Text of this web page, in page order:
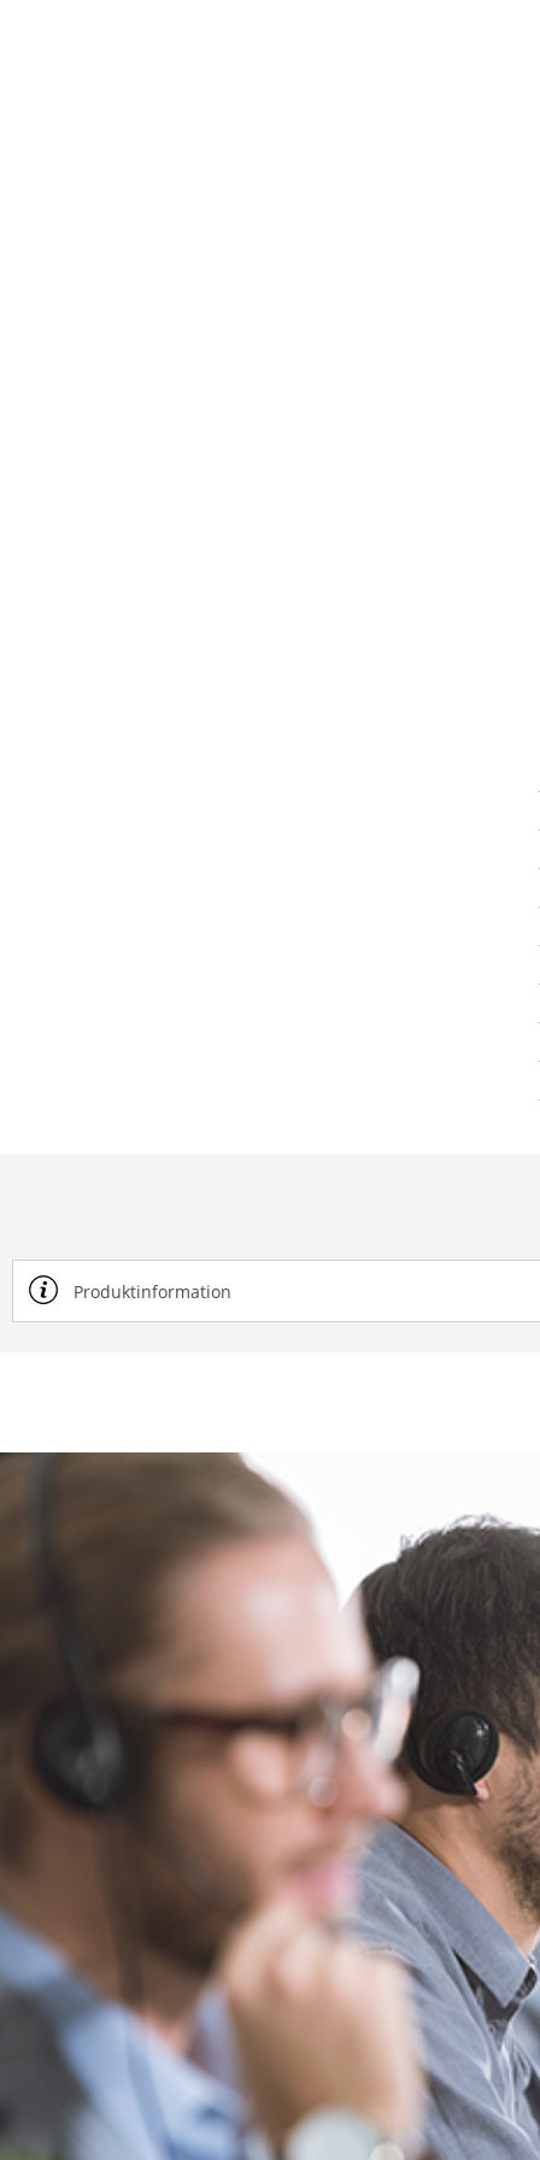
Produktinformation